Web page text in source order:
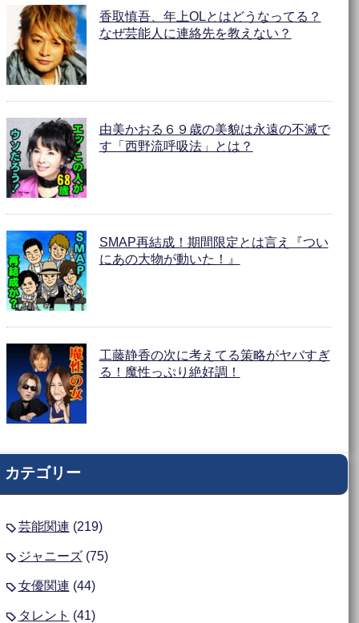
香取慎吾、年上OLとはどうなってる？
なぜ芸能人に連絡先を教えない？
由美かおる６９歳の美貌は永遠の不滅で
す「西野流呼吸法」とは？
SMAP再結成！期間限定とは言え『つい
にあの大物が動いた！』
工藤静香の次に考えてる策略がヤバすぎ
る！魔性っぷり絶好調！
カテゴリー
芸能関連 (219)
ジャニーズ(75)
女優関連 (44)
タレント (41)